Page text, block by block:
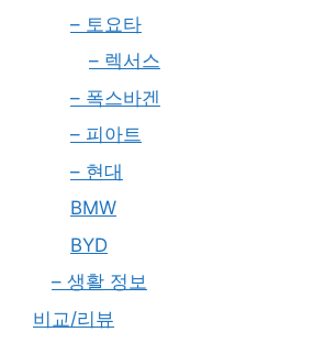
– 토요타
– 렉서스
– 폭스바겐
– 피아트
– 현대
BMW
BYD
– 생활 정보
비교/리뷰